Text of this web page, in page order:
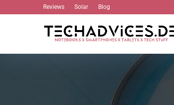
Reviews Solar Blog